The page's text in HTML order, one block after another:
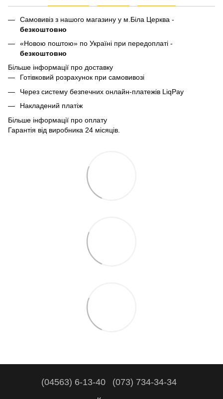
Самовивіз з нашого магазину у м.Біла Церква -
безкоштовно
«Новою поштою» по Україні при передоплаті -
безкоштовно
Більше інформації про доставку
Готівковий розрахунок при самовивозі
Через систему безпечних онлайн-платежів LiqPay
Накладений платіж
Більше інформації про оплату
Гарантія від виробника 24 місяців.
(04563) 6-13-40 (073) 734-34-34